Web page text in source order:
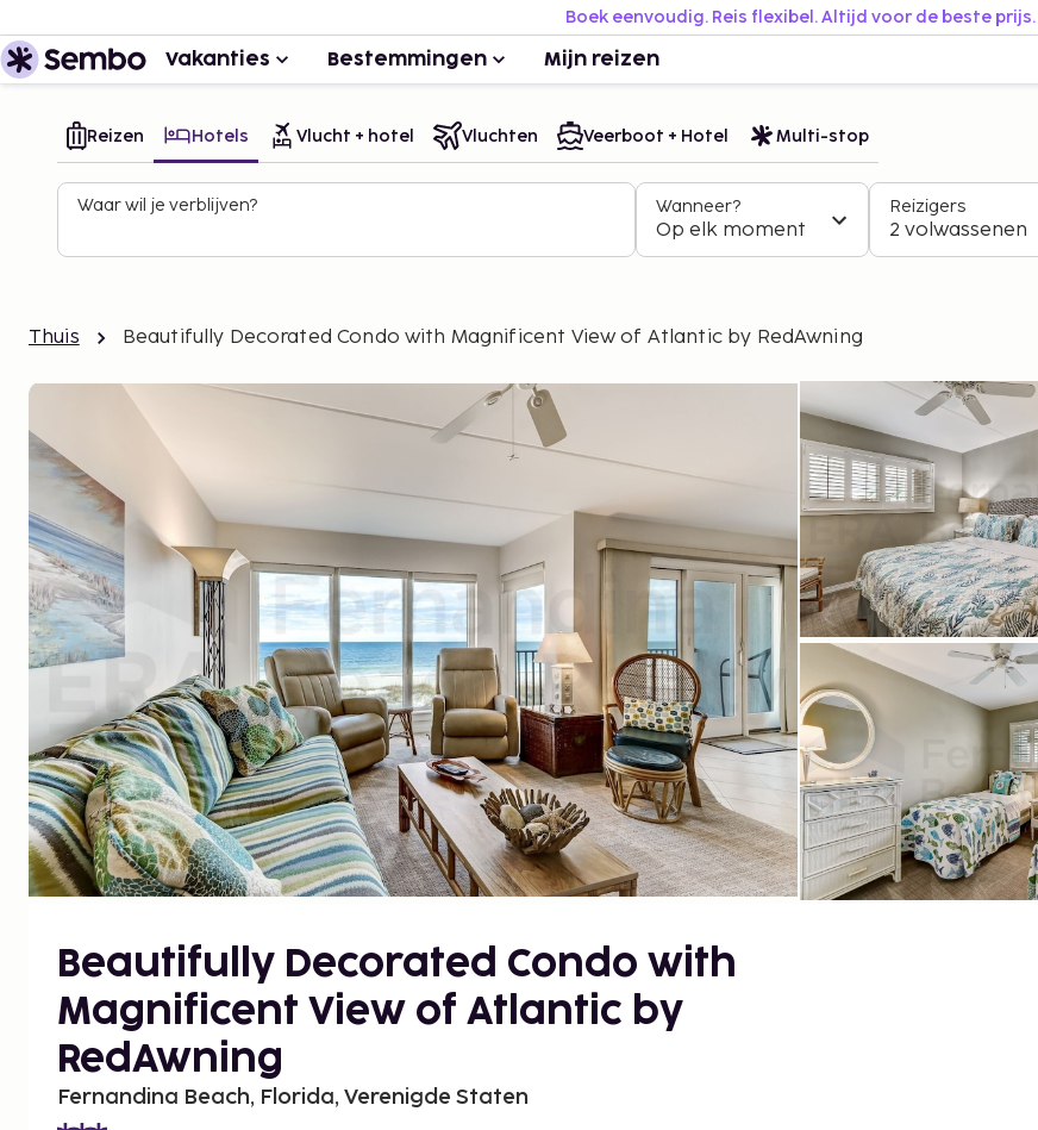
Boek eenvoudig. Reis flexibel. Altijd voor de beste prijs.
Vakanties Bestemmingen Mijn reizen
Reizen Hotels Vlucht + hotel Vluchten Veerboot + Hotel Multi-stop
Waar wil je verblijven? Wanneer?
Op elk moment
Reizigers
2 volwassenen
Thuis Beautifully Decorated Condo with Magnificent View of Atlantic by RedAwning
Beautifully Decorated Condo with
Magnificent View of Atlantic by
RedAwning
Fernandina Beach, Florida, Verenigde Staten